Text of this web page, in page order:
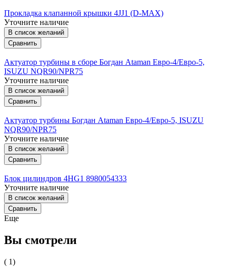
Прокладка клапанной крышки 4JJ1 (D-MAX)
Уточните наличие
В список желаний
Сравнить
Актуатор турбины в сборе Богдан Ataman Евро-4/Евро-5,
ISUZU NQR90/NPR75
Уточните наличие
В список желаний
Сравнить
Актуатор турбины Богдан Ataman Евро-4/Евро-5, ISUZU
NQR90/NPR75
Уточните наличие
В список желаний
Сравнить
Блок цилиндров 4HG1 8980054333
Уточните наличие
В список желаний
Сравнить
Еще
Вы смотрели
( 1)